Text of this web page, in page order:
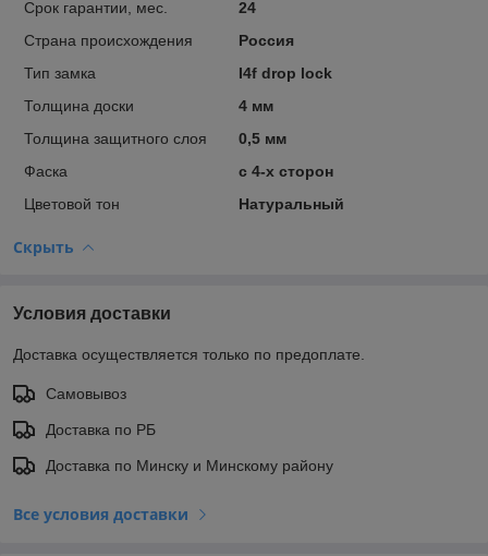
Срок гарантии, мес.
24
Страна происхождения
Россия
Тип замка
I4f drop lock
Толщина доски
4 мм
Толщина защитного слоя
0,5 мм
Фаска
с 4-х сторон
Цветовой тон
Натуральный
Скрыть
Условия доставки
Доставка осуществляется только по предоплате.
Самовывоз
Доставка по РБ
Доставка по Минску и Минскому району
Все условия доставки